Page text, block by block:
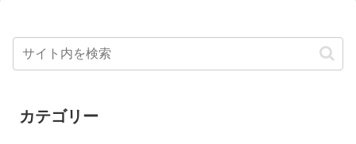
カテゴリー